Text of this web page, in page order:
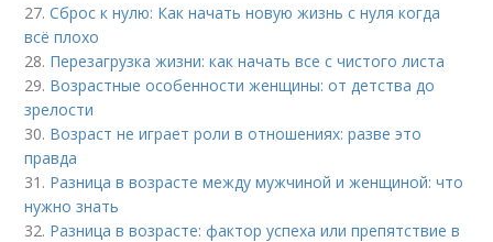
27.Сброс к нулю: Как начать новую жизнь с нуля когда
всё плохо
28. Перезагрузка жизни: как начать все с чистого листа
29. Возрастные особенности женщины: от детства до
зрелости
30. Возраст не играет роли в отношениях: разве это
правда
31. Разница в возрасте между мужчиной и женщиной: что
нужно знать
32. Разница в возрасте: фактор успеха или препятствие в